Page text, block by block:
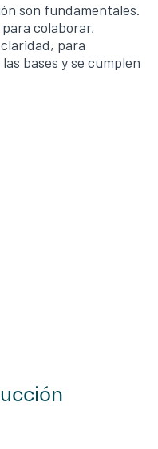
son fundamentales.
colaborar,
para
bases y se cumplen